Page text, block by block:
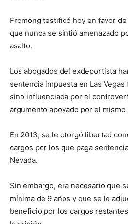
Fromong testificó hoy en favor
que nunca se sintió amenazado
asalto.
Los abogados del exdeportista
sentencia impuesta en Las
sino influenciada por el
argumento apoyado por el mismo
En 2013, se le otorgó libertad
cargos por los que paga
Nevada.
Sin embargo, era necesario que
mínima de 9 años y que se le
beneficio por los cargos